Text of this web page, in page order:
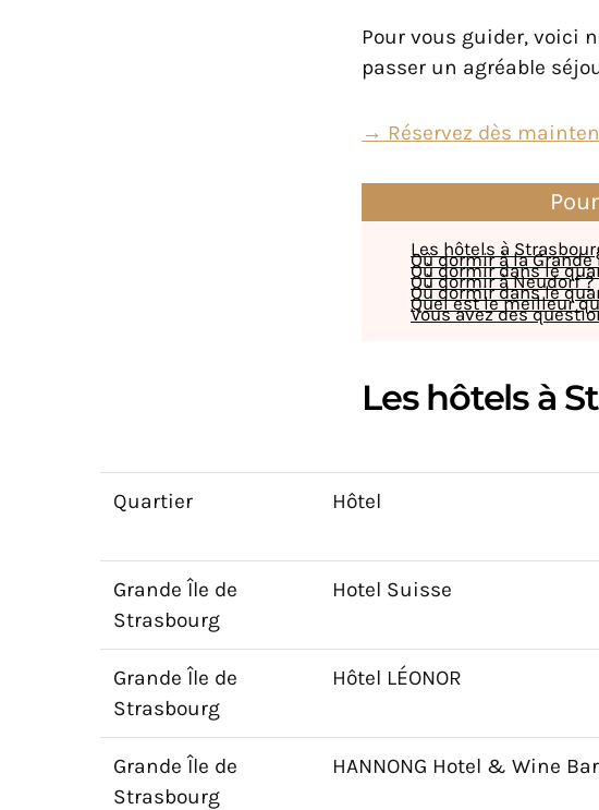
Pour vous guider, voici
passer un agréable
→ Réservez dès
Les hôtels à
Où dormir à la
Où dormir dans le
Où dormir à Neudorf ?
Où dormir dans le
Quel est le meilleur
Vous avez des
Les hôtels à
Quartier Hôtel
Grande Île de
Strasbourg
Hotel Suisse
Grande Île de
Strasbourg
Hôtel LÉONOR
Grande Île de
Strasbourg
HANNONG Hotel & Wine Bar